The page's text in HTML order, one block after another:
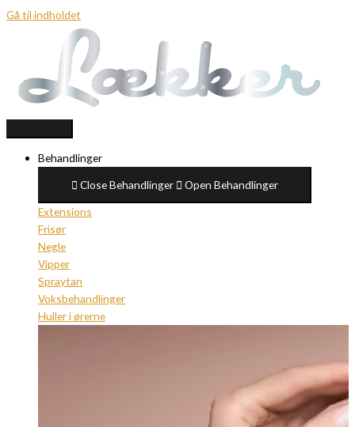
Gå til indholdet
Behandlinger
Close Behandlinger
Open Behandlinger
Extensions
Frisør
Negle
Vipper
Spraytan
Voksbehandlinger
Huller i ørerne